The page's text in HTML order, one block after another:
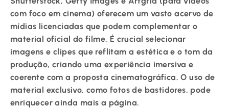
com foco em cinema) oferecem um vasto acervo de
mídias licenciadas que podem complementar o
material oficial do filme. É crucial selecionar
imagens e clipes que reflitam a estética e o tom da
produção, criando uma experiência imersiva e
coerente com a proposta cinematográfica. O uso de
material exclusivo, como fotos de bastidores, pode
enriquecer ainda mais a página.